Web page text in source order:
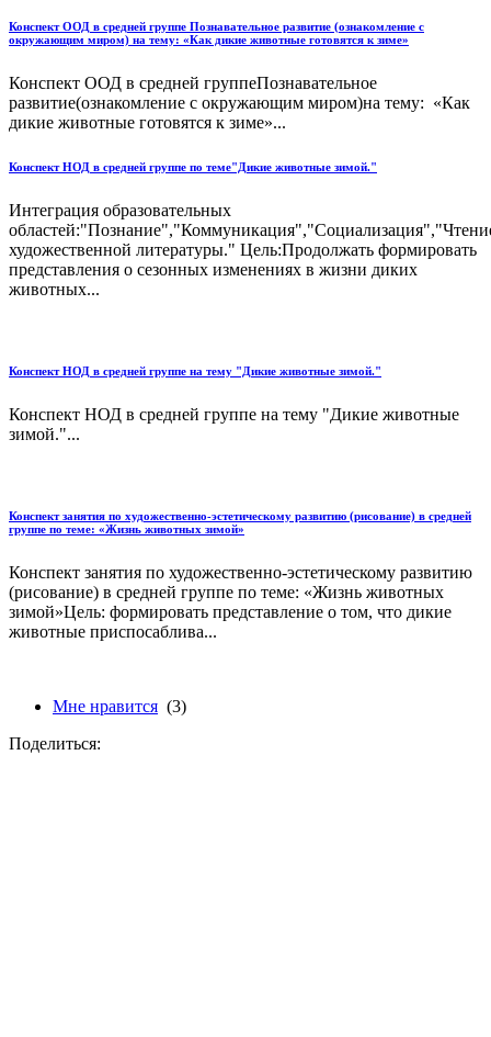
Конспект ООД в средней группе Познавательное развитие (ознакомление с
окружающим миром) на тему: «Как дикие животные готовятся к зиме»
Конспект ООД в средней группеПознавательное
развитие(ознакомление с окружающим миром)на тему: «Как
дикие животные готовятся к зиме»...
Конспект НОД в средней группе по теме"Дикие животные зимой."
Интеграция образовательных
художественной литературы." Цель:Продолжать формировать
представления о сезонных изменениях в жизни диких
животных...
Конспект НОД в средней группе на тему "Дикие животные зимой."
Конспект НОД в средней группе на тему "Дикие животные
зимой."...
Конспект занятия по художественно-эстетическому развитию (рисование) в средней
группе по теме: «Жизнь животных зимой»
Конспект занятия по художественно-эстетическому развитию
(рисование) в средней группе по теме: «Жизнь животных
зимой»Цель: формировать представление о том, что дикие
животные приспосаблива...
Мне нравится (3)
Поделиться: